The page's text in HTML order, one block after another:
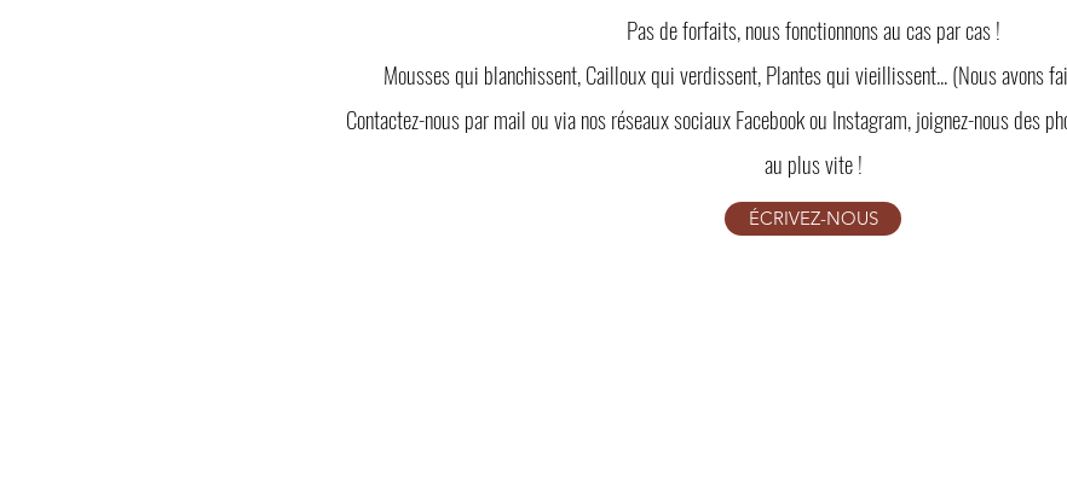
Pas de forfaits, nous fonctionnons au cas par cas !
Mousses qui blanchissent, Cailloux qui verdissent, Plantes qui vieillissent... (Nous avons
Contactez-nous par mail ou via nos réseaux sociaux Facebook ou Instagram, joignez-nous des
au plus vite !
ÉCRIVEZ-NOUS